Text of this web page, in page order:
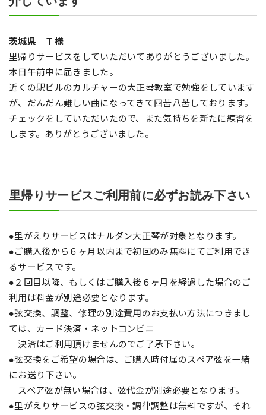
茨城県 Ｔ様
里帰りサービスをしていただいてありがとうございました。
本日午前中に届きました。
近くの駅ビルのカルチャーの大正琴教室で勉強をしています
が、だんだん難しい曲になってきて四苦八苦しております。
チェックをしていただいたので、また気持ちを新たに練習を
します。ありがとうございました。
里帰りサービスご利用前に必ずお読み下さい
●里がえりサービスはナルダン大正琴が対象となります。
●ご購入後から６ヶ月以内まで初回のみ無料にてご利用でき
るサービスです。
●２回目以降、もしくはご購入後６ヶ月を経過した場合のご
利用は料金が別途必要となります。
●弦交換、調整、修理の別途費用のお支払い方法につきまし
ては、カード決済・ネットコンビニ
決済はご利用頂けませんのでご了承下さい。
●弦交換をご希望の場合は、ご購入時付属のスペア弦を一緒
にお送り下さい。
スペア弦が無い場合は、弦代金が別途必要となります。
●里がえりサービスの弦交換・調律調整は無料ですが、それ